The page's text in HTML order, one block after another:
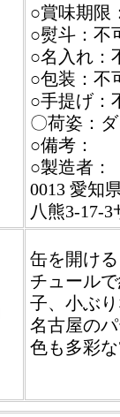
○賞味期限
○熨斗：不
○名入れ：
○包装：不
○手提げ：
〇荷姿：
○備考：
○製造者：
0013 愛知
八熊3-17-
缶を開け
チュール
子、小ぶ
名古屋の
色も多彩